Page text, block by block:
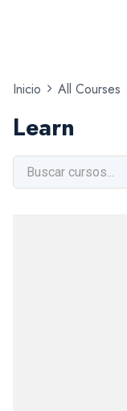
Inicio All Courses
Learn